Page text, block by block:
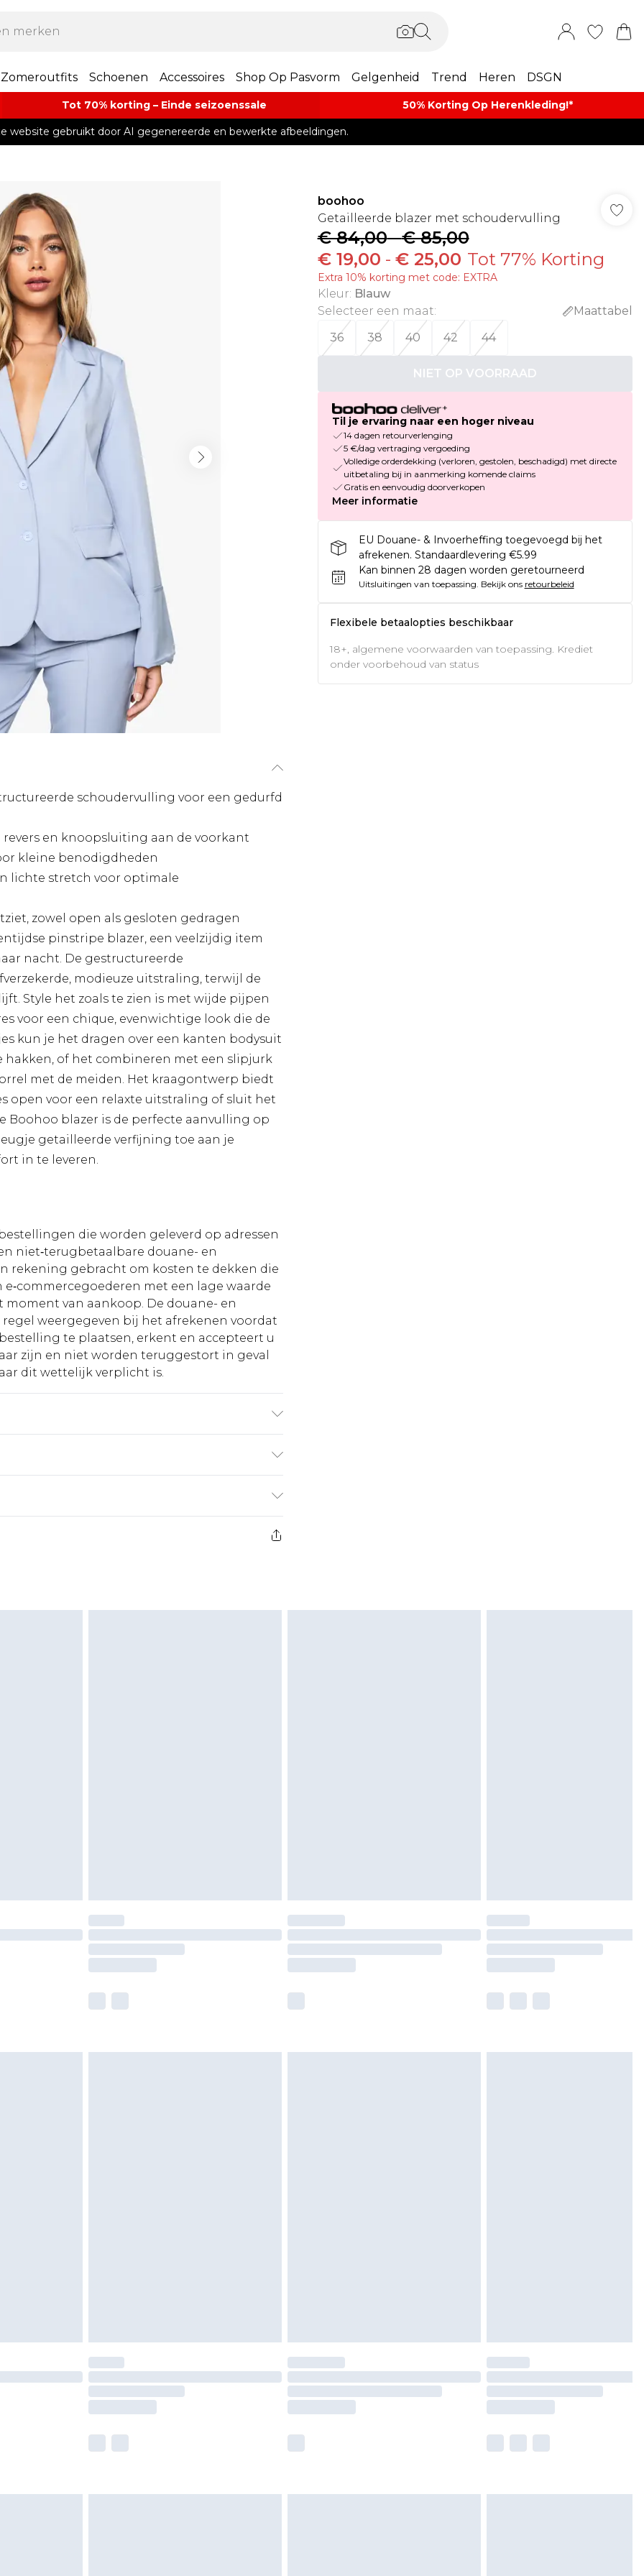
Zomeroutfits Schoenen Accessoires Shop Op Pasvorm Gelgenheid Trend Heren DSGN
Tot 70% korting – Einde seizoenssale 50% Korting Op Herenkleding​!*​
website gebruikt door AI gegenereerde en bewerkte afbeeldingen.
schoudervulling voor een gedurfd
en knoopsluiting aan de voorkant
kleine benodigdheden
lichte stretch voor optimale
zowel open als gesloten gedragen
pinstripe blazer, een veelzijdig item
nacht. De gestructureerde
modieuze uitstraling, terwijl de
Style het zoals te zien is met wijde pijpen
voor een chique, evenwichtige look die de
kun je het dragen over een kanten bodysuit
of het combineren met een slipjurk
met de meiden. Het kraagontwerp biedt
open voor een relaxte uitstraling of sluit het
Boohoo blazer is de perfecte aanvulling op
getailleerde verfijning toe aan je
in te leveren.
die worden geleverd op adressen
niet‑terugbetaalbare douane- en
rekening gebracht om kosten te dekken die
met een lage waarde
van aankoop. De douane- en
weergegeven bij het afrekenen voordat
te plaatsen, erkent en accepteert u
zijn en niet worden teruggestort in geval
dit wettelijk verplicht is.
€5.99
€14.99
boohoo
Getailleerde blazer met schoudervulling
€ 84,00-€ 85,00
€ 19,00 - € 25,00 Tot 77% Korting
Extra 10% korting met code: EXTRA
Kleur: Blauw
Selecteer een maat:
Maattabel
36
38 40 42 44
NIET OP VOORRAAD
Til je ervaring naar een hoger niveau
14 dagen retourverlenging
5 €/dag vertraging vergoeding
Volledige orderdekking (verloren, gestolen, beschadigd) met directe
uitbetaling bij in aanmerking komende claims
Gratis en eenvoudig doorverkopen
Meer informatie
EU Douane- & Invoerheffing toegevoegd bij het
afrekenen. Standaardlevering €5.99
Kan binnen 28 dagen worden geretourneerd
Uitsluitingen van toepassing. Bekijk ons retourbeleid
Flexibele betaalopties beschikbaar
18+, algemene voorwaarden van toepassing. Krediet
onder voorbehoud van status